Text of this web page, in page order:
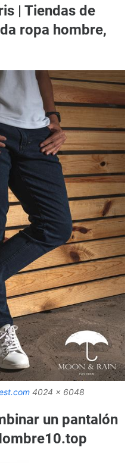
| Tiendas de
ropa hombre,
4024 x 6048
un pantalón